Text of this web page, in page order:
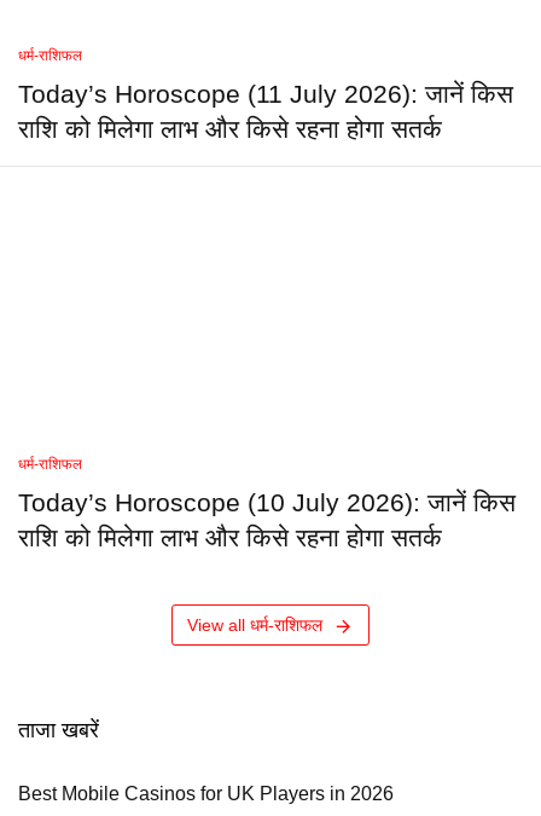
धर्म-राशिफल
Today’s Horoscope (11 July 2026): जानें किस
राशि को मिलेगा लाभ और किसे रहना होगा सतर्क
धर्म-राशिफल
Today’s Horoscope (10 July 2026): जानें किस
राशि को मिलेगा लाभ और किसे रहना होगा सतर्क
View all धर्म-राशिफल
ताजा खबरें
Best Mobile Casinos for UK Players in 2026